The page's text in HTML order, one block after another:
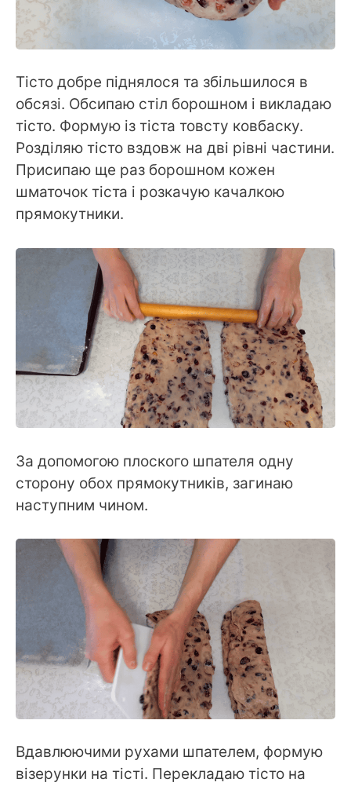
Тісто добре піднялося та збільшилося в
обсязі. Обсипаю стіл борошном і викладаю
тісто. Формую із тіста товсту ковбаску.
Розділяю тісто вздовж на дві рівні частини.
Присипаю ще раз борошном кожен
шматочок тіста і розкачую качалкою
прямокутники.
За допомогою плоского шпателя одну
сторону обох прямокутників, загинаю
наступним чином.
Вдавлюючими рухами шпателем, формую
візерунки на тісті. Перекладаю тісто на